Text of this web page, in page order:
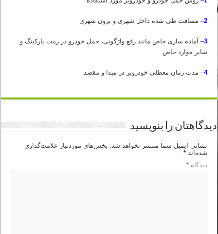
2
– مسافت طی شده داخل شهری و برون شهری
3
– آماده سازی خاص مانند رفع واژگونی، حمل خودرو در رمپ پارکینگ و
سایر موارد خاص
4
– مدت زمان معطلی خودروبر در مبدا و مقصد
دیدگاهتان را بنویسید
نشانی ایمیل شما منتشر نخواهد شد.
بخش‌های موردنیاز علامت‌گذاری
شده‌اند*
دیدگاه*